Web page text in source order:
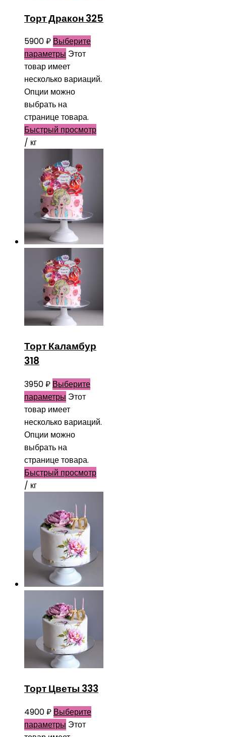
Торт Дракон 325
5900₽ Выберите
параметры Этот
товар имеет
несколько вариаций.
Опции можно
выбрать на
странице товара.
Быстрый просмотр
/ кг
Торт Каламбур
318
3950₽ Выберите
параметры Этот
товар имеет
несколько вариаций.
Опции можно
выбрать на
странице товара.
Быстрый просмотр
/ кг
Торт Цветы 333
4900₽ Выберите
параметры Этот